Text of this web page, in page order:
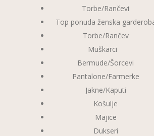
Torbe/Rančevi
Top ponuda ženska
Torbe/Rančev
Muškarci
Bermude/Šorcevi
Pantalone/Farmerke
Jakne/Kaputi
Košulje
Majice
Dukseri